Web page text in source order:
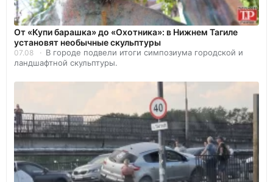
От «Купи барашка» до «Охотника»: в Нижнем Тагиле
установят необычные скульптуры
07.08
В городе подвели итоги симпозиума городской и
ландшафтной скульптуры.